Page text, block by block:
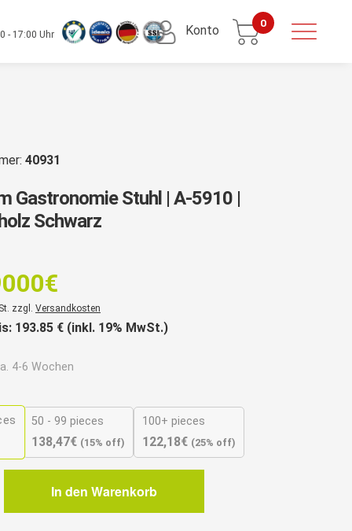
- 17:00 Uhr Konto 0
40931
Gastronomie Stuhl | A-5910 |
Schwarz
€
zzgl. Versandkosten
193.85 € (inkl. 19% MwSt.)
4-6 Wochen
50 - 99 pieces
138,47€ (15% off)
100+ pieces
122,18€ (25% off)
In den Warenkorb